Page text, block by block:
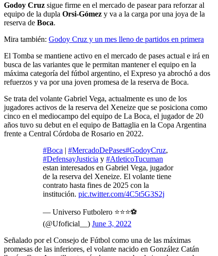
Godoy Cruz sigue firme en el mercado de pasear para reforzar al
equipo de la dupla Orsi-Gómez y va a la carga por una joya de la
reserva de Boca.
Mira también: Godoy Cruz y un mes lleno de partidos en primera
El Tomba se mantiene activo en el mercado de pases actual e irá en
busca de las variantes que le permitan mantener el equipo en la
máxima categoría del fútbol argentino, el Expreso ya abrochó a dos
refuerzos y va por una joven promesa de la reserva de Boca.
Se trata del volante Gabriel Vega, actualmente es uno de los
jugadores activos de la reserva del Xeneize que se posiciona como
cinco en el mediocampo del equipo de La Boca, el jugador de 20
años tuvo su debut en el equipo de Battaglia en la Copa Argentina
frente a Central Córdoba de Rosario en 2022.
#Boca | #MercadoDePases#GodoyCruz,
#DefensayJusticia y #AtleticoTucuman
estan interesados en Gabriel Vega, jugador
de la reserva del Xeneize. El volante tiene
contrato hasta fines de 2025 con la
institución. pic.twitter.com/4C5t5G3S2j
— Universo Futbolero ⭐⭐⭐⚽️
(@Ufoficial__) June 3, 2022
Señalado por el Consejo de Fútbol como una de las máximas
promesas de las inferiores, el volante nacido en González Catán